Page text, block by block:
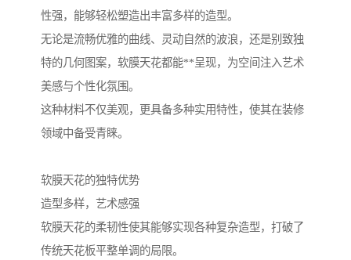
性强，能够轻松塑造出丰富多样的造型。
无论是流畅优雅的曲线、灵动自然的波浪，还是别致独
特的几何图案，软膜天花都能**呈现，为空间注入艺术
美感与个性化氛围。
这种材料不仅美观，更具备多种实用特性，使其在装修
领域中备受青睐。
软膜天花的独特优势
造型多样，艺术感强
软膜天花的柔韧性使其能够实现各种复杂造型，打破了
传统天花板平整单调的局限。